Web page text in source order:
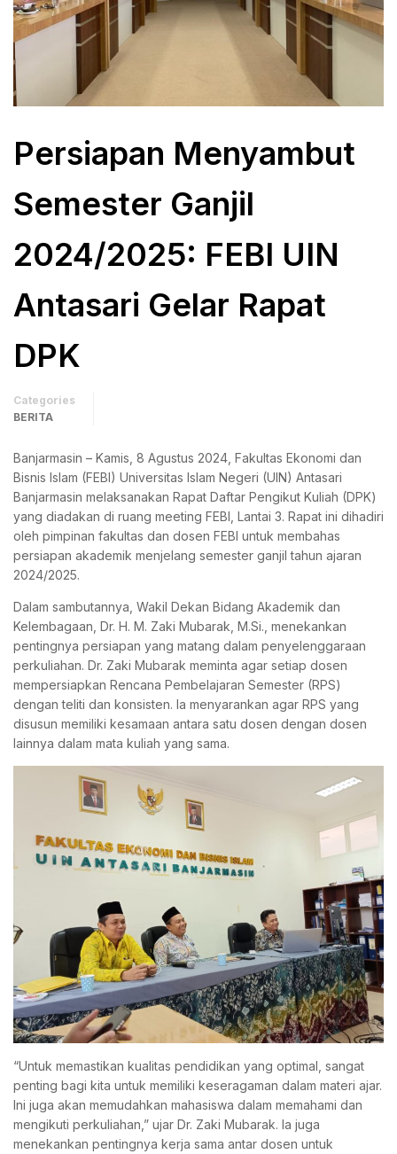
Persiapan Menyambut
Semester Ganjil
2024/2025: FEBI UIN
Antasari Gelar Rapat
DPK
Categories
BERITA
Banjarmasin – Kamis, 8 Agustus 2024, Fakultas Ekonomi dan
Bisnis Islam (FEBI) Universitas Islam Negeri (UIN) Antasari
Banjarmasin melaksanakan Rapat Daftar Pengikut Kuliah (DPK)
yang diadakan di ruang meeting FEBI, Lantai 3. Rapat ini dihadiri
oleh pimpinan fakultas dan dosen FEBI untuk membahas
persiapan akademik menjelang semester ganjil tahun ajaran
2024/2025.
Dalam sambutannya, Wakil Dekan Bidang Akademik dan
Kelembagaan, Dr. H. M. Zaki Mubarak, M.Si., menekankan
pentingnya persiapan yang matang dalam penyelenggaraan
perkuliahan. Dr. Zaki Mubarak meminta agar setiap dosen
mempersiapkan Rencana Pembelajaran Semester (RPS)
dengan teliti dan konsisten. Ia menyarankan agar RPS yang
disusun memiliki kesamaan antara satu dosen dengan dosen
lainnya dalam mata kuliah yang sama.
“Untuk memastikan kualitas pendidikan yang optimal, sangat
penting bagi kita untuk memiliki keseragaman dalam materi ajar.
Ini juga akan memudahkan mahasiswa dalam memahami dan
mengikuti perkuliahan,” ujar Dr. Zaki Mubarak. Ia juga
menekankan pentingnya kerja sama antar dosen untuk